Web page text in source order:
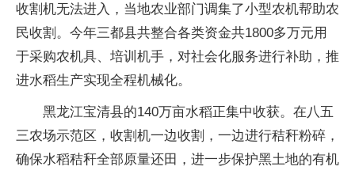
收割机无法进入，当地农业部门调集了小型农机帮助农
民收割。今年三都县共整合各类资金共1800多万元用
于采购农机具、培训机手，对社会化服务进行补助，推
进水稻生产实现全程机械化。
黑龙江宝清县的140万亩水稻正集中收获。在八五
三农场示范区，收割机一边收割，一边进行秸秆粉碎，
确保水稻秸秆全部原量还田，进一步保护黑土地的有机